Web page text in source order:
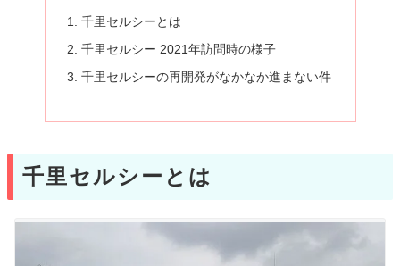
千里セルシーとは
千里セルシー 2021年訪問時の様子
千里セルシーの再開発がなかなか進まない件
千里セルシーとは